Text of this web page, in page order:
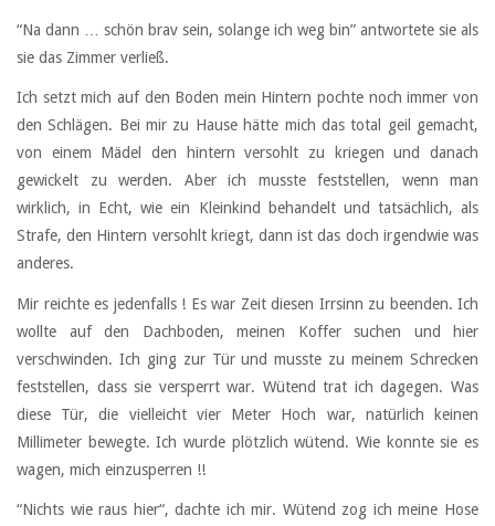
“Na dann … schön brav sein, solange ich weg bin” antwortete sie als
sie das Zimmer verließ.
Ich setzt mich auf den Boden mein Hintern pochte noch immer von
den Schlägen. Bei mir zu Hause hätte mich das total geil gemacht,
von einem Mädel den hintern versohlt zu kriegen und danach
gewickelt zu werden. Aber ich musste feststellen, wenn man
wirklich, in Echt, wie ein Kleinkind behandelt und tatsächlich, als
Strafe, den Hintern versohlt kriegt, dann ist das doch irgendwie was
anderes.
Mir reichte es jedenfalls ! Es war Zeit diesen Irrsinn zu beenden. Ich
wollte auf den Dachboden, meinen Koffer suchen und hier
verschwinden. Ich ging zur Tür und musste zu meinem Schrecken
feststellen, dass sie versperrt war. Wütend trat ich dagegen. Was
diese Tür, die vielleicht vier Meter Hoch war, natürlich keinen
Millimeter bewegte. Ich wurde plötzlich wütend. Wie konnte sie es
wagen, mich einzusperren !!
“Nichts wie raus hier“, dachte ich mir. Wütend zog ich meine Hose